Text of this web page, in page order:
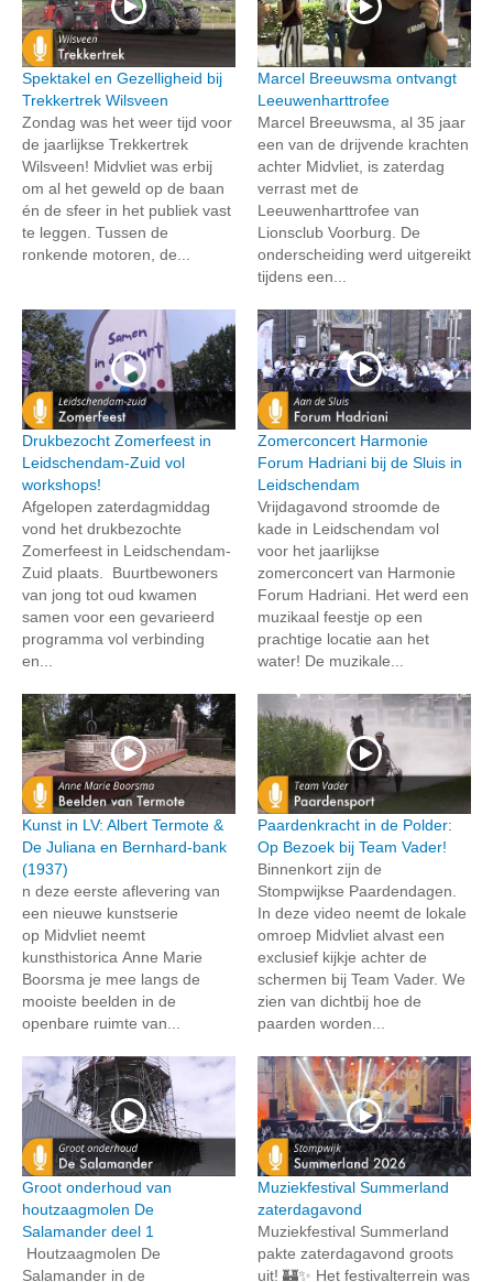
Spektakel en Gezelligheid bij
Trekkertrek Wilsveen
Zondag was het weer tijd voor
de jaarlijkse Trekkertrek
Wilsveen! Midvliet was erbij
om al het geweld op de baan
én de sfeer in het publiek vast
te leggen. Tussen de
ronkende motoren, de...
Marcel Breeuwsma ontvangt
Leeuwenharttrofee
Marcel Breeuwsma, al 35 jaar
een van de drijvende krachten
achter Midvliet, is zaterdag
verrast met de
Leeuwenharttrofee van
Lionsclub Voorburg. De
onderscheiding werd uitgereikt
tijdens een...
Drukbezocht Zomerfeest in
Leidschendam-Zuid vol
workshops!
Afgelopen zaterdagmiddag
vond het drukbezochte
Zomerfeest in Leidschendam-
Zuid plaats. Buurtbewoners
van jong tot oud kwamen
samen voor een gevarieerd
programma vol verbinding
en...
Zomerconcert Harmonie
Forum Hadriani bij de Sluis in
Leidschendam
Vrijdagavond stroomde de
kade in Leidschendam vol
voor het jaarlijkse
zomerconcert van Harmonie
Forum Hadriani. Het werd een
muzikaal feestje op een
prachtige locatie aan het
water! De muzikale...
Kunst in LV: Albert Termote &
De Juliana en Bernhard-bank
(1937)
n deze eerste aflevering van
een nieuwe kunstserie
op Midvliet neemt
kunsthistorica Anne Marie
Boorsma je mee langs de
mooiste beelden in de
openbare ruimte van...
Paardenkracht in de Polder:
Op Bezoek bij Team Vader!
Binnenkort zijn de
Stompwijkse Paardendagen.
In deze video neemt de lokale
omroep Midvliet alvast een
exclusief kijkje achter de
schermen bij Team Vader. We
zien van dichtbij hoe de
paarden worden...
Groot onderhoud van
houtzaagmolen De
Salamander deel 1
Houtzaagmolen De
Salamander in de
Muziekfestival Summerland
zaterdagavond
Muziekfestival Summerland
pakte zaterdagavond groots
uit! 🏰✨ Het festivalterrein was